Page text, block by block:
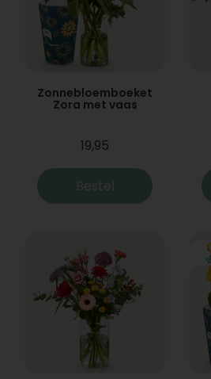
Zonnebloemboeket
Zora met vaas
19,95
Bestel